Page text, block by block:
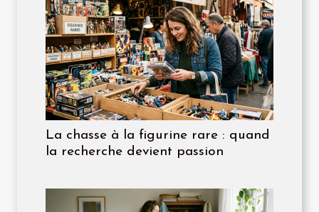
La chasse à la figurine rare : quand
la recherche devient passion